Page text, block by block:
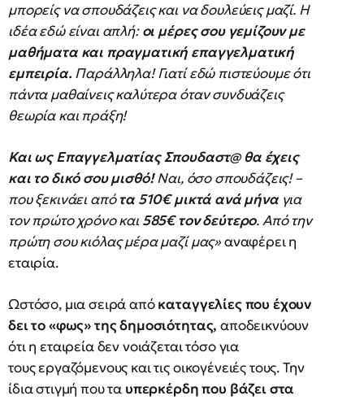
μπορείς να σπουδάζεις και να δουλεύεις μαζί. Η
ιδέα εδώ είναι απλή:οι μέρες σου γεμίζουν με
μαθήματα και πραγματική επαγγελματική
εμπειρία. Παράλληλα! Γιατί εδώ πιστεύουμε ότι
πάντα μαθαίνεις καλύτερα όταν συνδυάζεις
θεωρία και πράξη!
Και ως Επαγγελματίας Σπουδαστ@ θα έχεις
και το δικό σου μισθό!Ναι, όσο σπουδάζεις! –
που ξεκινάει απότα 510€ μικτά ανά μήναγια
τον πρώτο χρόνο και 585€ τον δεύτερο. Από την
πρώτη σου κιόλας μέρα μαζί μας»αναφέρει η
εταιρία.
Ωστόσο, μια σειρά απόκαταγγελίες που έχουν
δει το «φως» της δημοσιότητας, αποδεικνύουν
ότι η εταιρεία δεν νοιάζεται τόσο για
τους εργαζόμενους και τις οικογένειές τους. Την
ίδια στιγμή που τα υπερκέρδη που βάζει στα